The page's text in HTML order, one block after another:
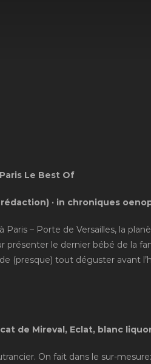
Le Best Of
rédaction) · in chroniques
– Porte de Versailles, la
présenter le dernier bébé de la
(presque) tout déguster avant
de Mireval, Eclat, blanc
On fait dans le sur-